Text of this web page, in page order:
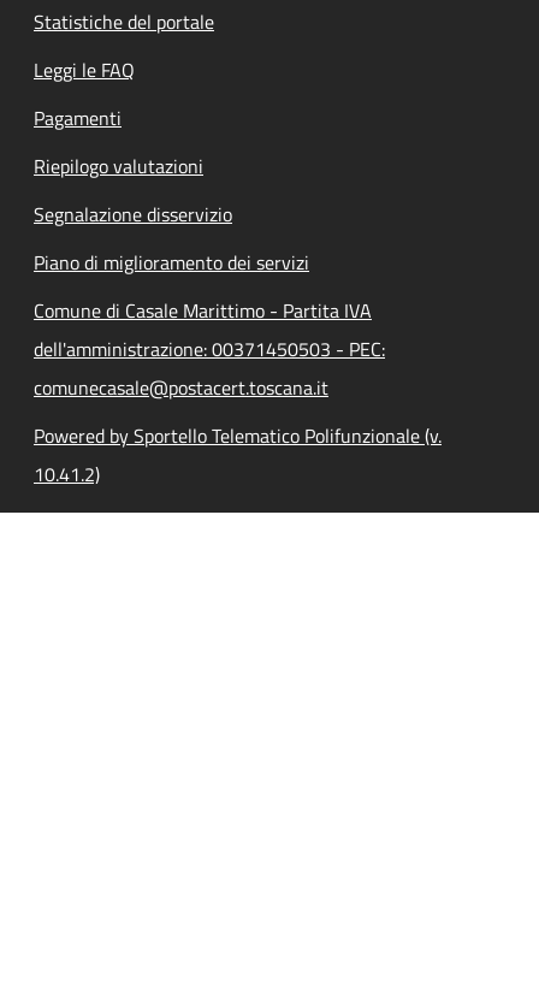
Statistiche del portale
Leggi le FAQ
Pagamenti
Riepilogo valutazioni
Segnalazione disservizio
Piano di miglioramento dei servizi
Comune di Casale Marittimo - Partita IVA
dell'amministrazione: 00371450503 - PEC:
comunecasale@postacert.toscana.it
Powered by Sportello Telematico Polifunzionale (v.
10.41.2)